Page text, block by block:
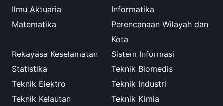
Ilmu Aktuaria
Informatika
Matematika
Perencanaan Wilayah dan
Kota
Rekayasa Keselamatan
Sistem Informasi
Statistika
Teknik Biomedis
Teknik Elektro
Teknik Industri
Teknik Kelautan
Teknik Kimia